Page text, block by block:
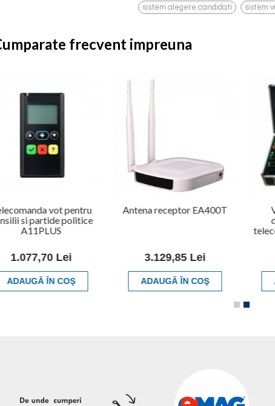
sistem alegere candidati sistem
frecvent impreuna
vot pentru
si partide politice
A11PLUS
1.077,70 Lei
ADAUGĂ ÎN COŞ
Antena receptor EA400T
3.129,85 Lei
ADAUGĂ ÎN COŞ